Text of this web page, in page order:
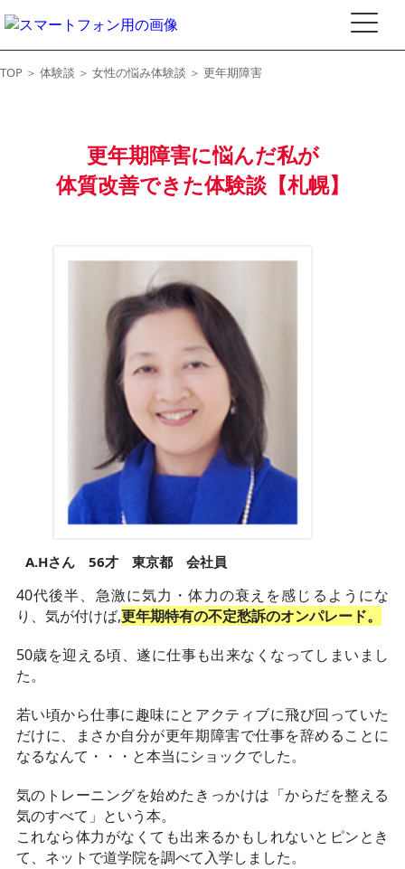
TOP ＞ 体験談 ＞ 女性の悩み体験談 ＞ 更年期障害
更年期障害に悩んだ私が
体質改善できた体験談【札幌】
40代後半、急激に気力・体力の衰えを感じるようにな
り、気が付けば,更年期特有の不定愁訴のオンパレード。
50歳を迎える頃、遂に仕事も出来なくなってしまいまし
た。
若い頃から仕事に趣味にとアクティブに飛び回っていた
だけに、まさか自分が更年期障害で仕事を辞めることに
なるなんて・・・と本当にショックでした。
気のトレーニングを始めたきっかけは「からだを整える
気のすべて」という本。
これなら体力がなくても出来るかもしれないとピンとき
て、ネットで道学院を調べて入学しました。
A.Hさん 56才 東京都 会社員